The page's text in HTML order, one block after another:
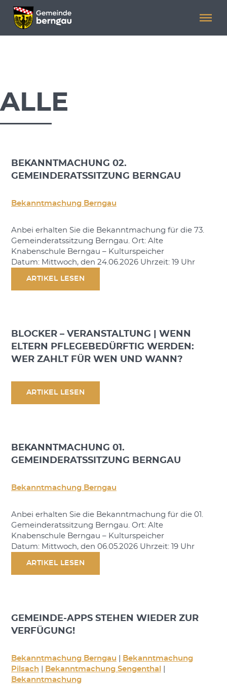
Menü überspringen
Menü überspringen
ALLE
BEKANNTMACHUNG 02.
GEMEINDERATSSITZUNG BERNGAU
Bekanntmachung Berngau
Anbei erhalten Sie die Bekanntmachung für die 73.
Gemeinderatssitzung Berngau. Ort: Alte
Knabenschule Berngau – Kulturspeicher
Datum: Mittwoch, den 24.06.2026 Uhrzeit: 19 Uhr
ARTIKEL LESEN
BLOCKER – VERANSTALTUNG | WENN
ELTERN PFLEGEBEDÜRFTIG WERDEN:
WER ZAHLT FÜR WEN UND WANN?
ARTIKEL LESEN
BEKANNTMACHUNG 01.
GEMEINDERATSSITZUNG BERNGAU
Bekanntmachung Berngau
Anbei erhalten Sie die Bekanntmachung für die 01.
Gemeinderatssitzung Berngau. Ort: Alte
Knabenschule Berngau – Kulturspeicher
Datum: Mittwoch, den 06.05.2026 Uhrzeit: 19 Uhr
ARTIKEL LESEN
GEMEINDE-APPS STEHEN WIEDER ZUR
VERFÜGUNG!
Bekanntmachung Berngau
Bekanntmachung
Pilsach
Bekanntmachung Sengenthal
Bekanntmachung